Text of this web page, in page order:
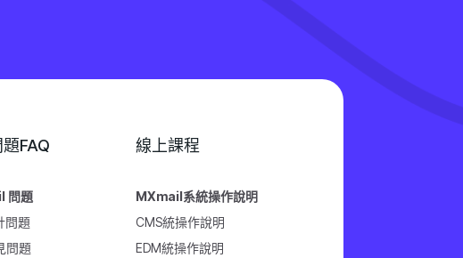
FAQ
問題
問題
問題
線上課程
MXmail系統操作說明
CMS統操作說明
EDM統操作說明